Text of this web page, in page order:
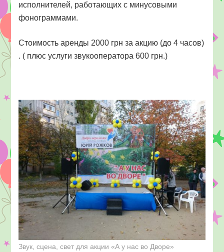
исполнителей, работающих с минусовыми
фонограммами.
Стоимость аренды 2000 грн за акцию (до 4 часов)
. ( плюс услуги звукооператора 600 грн.)
Звук, сцена, свет для акции «А у нас во Дворе»